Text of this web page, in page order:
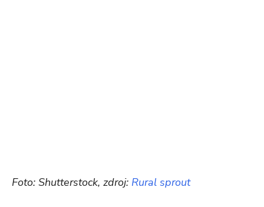
Foto: Shutterstock, zdroj: Rural sprout